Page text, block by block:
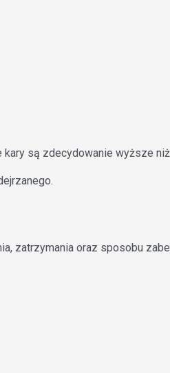
są zdecydowanie wyższe
zatrzymania oraz sposobu